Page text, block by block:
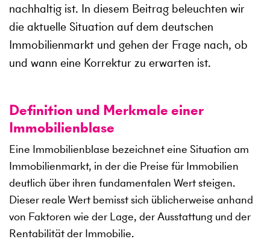
nachhaltig ist. In diesem Beitrag beleuchten wir
die aktuelle Situation auf dem deutschen
Immobilienmarkt und gehen der Frage nach, ob
und wann eine Korrektur zu erwarten ist.
Definition und Merkmale einer
Immobilienblase
Eine Immobilienblase bezeichnet eine Situation am
Immobilienmarkt, in der die Preise für Immobilien
deutlich über ihren fundamentalen Wert steigen.
Dieser reale Wert bemisst sich üblicherweise anhand
von Faktoren wie der Lage, der Ausstattung und der
Rentabilität der Immobilie.